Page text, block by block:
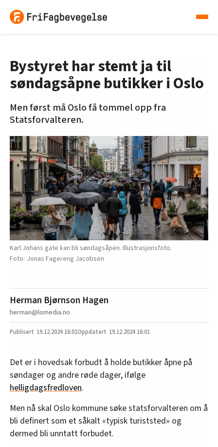
Bystyret har stemt ja til
søndagsåpne butikker i Oslo
Men først må Oslo få tommel opp fra
Statsforvalteren.
Karl Johans gate kan bli søndagsåpen. Illustrasjonsfoto.
Jonas Fagereng Jacobsen
Herman Bjørnson Hagen
herman@lomedia.no
19.12.2024 16:01 19.12.2024 16:01
Det er i hovedsak forbudt å holde butikker åpne på
søndager og andre røde dager, ifølge
helligdagsfredloven.
Men nå skal Oslo kommune søke statsforvalteren om å
bli definert som et såkalt «typisk turiststed» og
dermed bli unntatt forbudet.